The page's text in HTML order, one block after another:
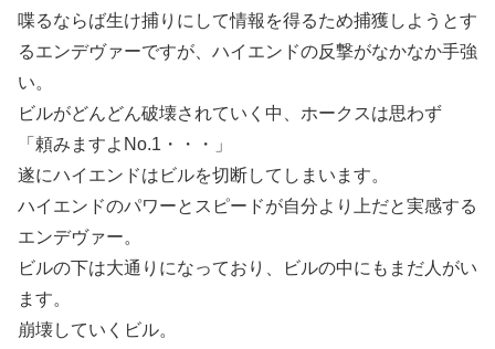
喋るならば生け捕りにして情報を得るため捕獲しようとす
るエンデヴァーですが、ハイエンドの反撃がなかなか手強
い。
ビルがどんどん破壊されていく中、ホークスは思わず
「頼みますよNo.1・・・」
遂にハイエンドはビルを切断してしまいます。
ハイエンドのパワーとスピードが自分より上だと実感する
エンデヴァー。
ビルの下は大通りになっており、ビルの中にもまだ人がい
ます。
崩壊していくビル。